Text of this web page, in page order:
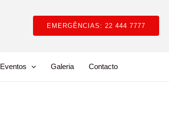
EMERGÊNCIAS: 22 444 7777
Eventos Galeria Contacto